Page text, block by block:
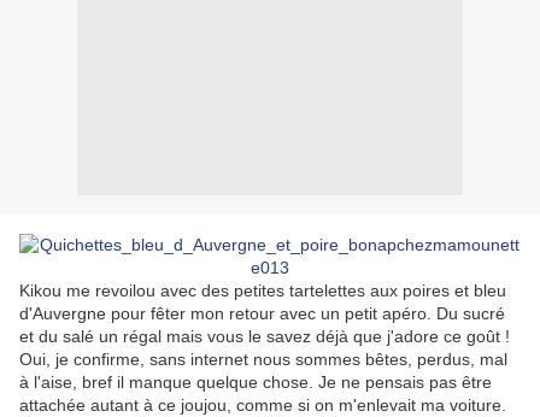
Kikou me revoilou avec des petites tartelettes aux poires et bleu
d'Auvergne pour fêter mon retour avec un petit apéro. Du sucré
et du salé un régal mais vous le savez déjà que j'adore ce goût !
Oui, je confirme, sans internet nous sommes bêtes, perdus, mal
à l'aise, bref il manque quelque chose. Je ne pensais pas être
attachée autant à ce joujou, comme si on m'enlevait ma voiture.